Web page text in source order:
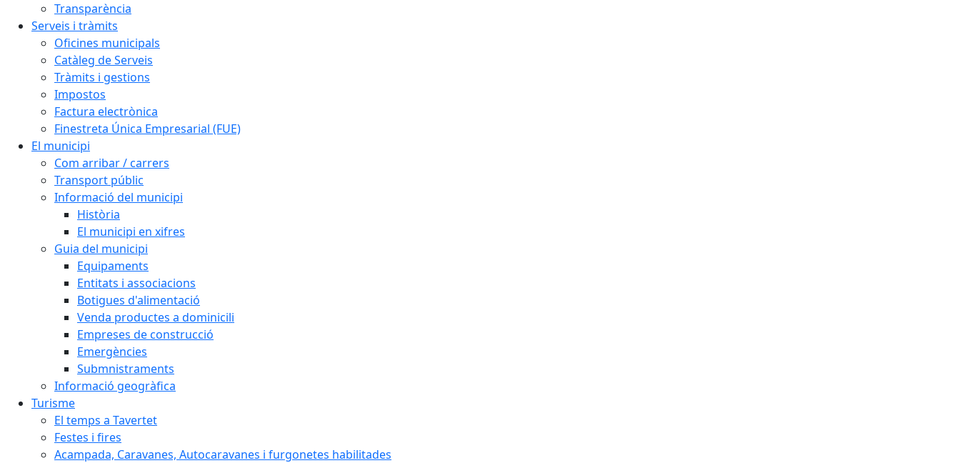
Transparència
Serveis i tràmits
Oficines municipals
Catàleg de Serveis
Tràmits i gestions
Impostos
Factura electrònica
Finestreta Única Empresarial (FUE)
El municipi
Com arribar / carrers
Transport públic
Informació del municipi
Història
El municipi en xifres
Guia del municipi
Equipaments
Entitats i associacions
Botigues d'alimentació
Venda productes a dominicili
Empreses de construcció
Emergències
Submnistraments
Informació geogràfica
Turisme
El temps a Tavertet
Festes i fires
Acampada, Caravanes, Autocaravanes i furgonetes habilitades